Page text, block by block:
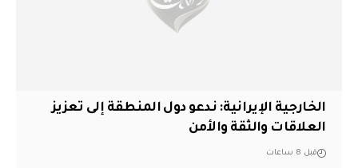
الخارجية الإيرانية: ندعو دول المنطقة إلى تعزيز
العلاقات والثقة والأمن
قبل 8 ساعات